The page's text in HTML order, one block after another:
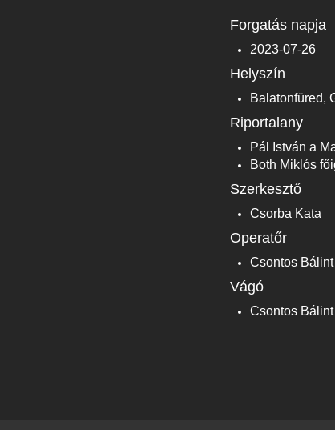
Forgatás napja
2023-07-26
Helyszín
Balatonfüred,
Riportalany
Pál István a
Both Miklós
Szerkesztő
Csorba Kata
Operatőr
Csontos Bálint
Vágó
Csontos Bálint